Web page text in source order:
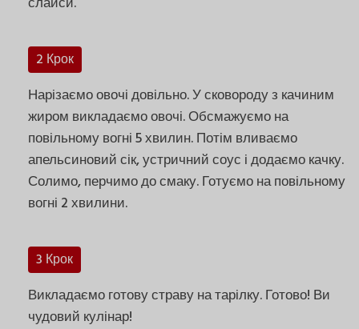
2 Крок
Нарізаємо овочі довільно. У сковороду з качиним
жиром викладаємо овочі. Обсмажуємо на
повільному вогні 5 хвилин. Потім вливаємо
апельсиновий сік, устричний соус і додаємо качку.
Солимо, перчимо до смаку. Готуємо на повільному
вогні 2 хвилини.
3 Крок
Викладаємо готову страву на тарілку. Готово! Ви
чудовий кулінар!